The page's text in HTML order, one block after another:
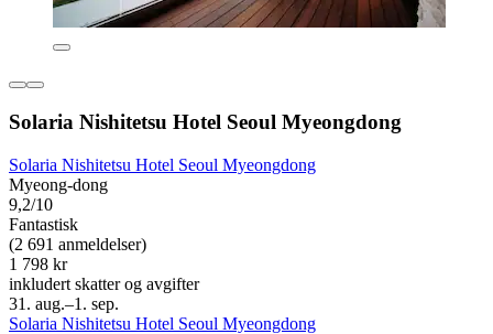
Solaria Nishitetsu Hotel Seoul Myeongdong
Solaria Nishitetsu Hotel Seoul Myeongdong
Myeong-dong
9,2/10
Fantastisk
(2 691 anmeldelser)
1 798 kr
inkludert skatter og avgifter
31. aug.–1. sep.
Solaria Nishitetsu Hotel Seoul Myeongdong